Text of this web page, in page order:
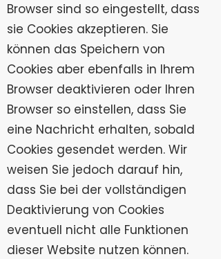
Browser sind so eingestellt, dass
sie Cookies akzeptieren. Sie
können das Speichern von
Cookies aber ebenfalls in Ihrem
Browser deaktivieren oder Ihren
Browser so einstellen, dass Sie
eine Nachricht erhalten, sobald
Cookies gesendet werden. Wir
weisen Sie jedoch darauf hin,
dass Sie bei der vollständigen
Deaktivierung von Cookies
eventuell nicht alle Funktionen
dieser Website nutzen können.